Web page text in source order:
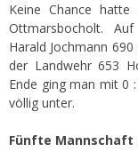
Keine Chance
Ottmarsbocholt.
Harald Jochmann
der Landwehr 653
Ende ging man mit 0
völlig unter.
Fünfte